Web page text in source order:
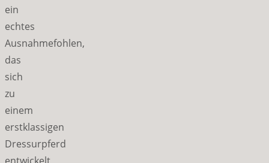
ein
echtes
Ausnahmefohlen,
das
sich
zu
einem
erstklassigen
Dressurpferd